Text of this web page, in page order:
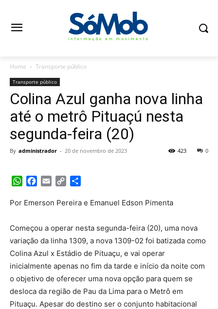
Home Transporte público
Transporte público
Colina Azul ganha nova linha
até o metrô Pituaçú nesta
segunda-feira (20)
By administrador - 20 de novembro de 2023 0
423
WhatsApp
Facebook
Email Copy
Por Emerson Pereira e Emanuel Edson Pimenta
Começou a operar nesta segunda-feira (20), uma nova
variação da linha 1309, a nova 1309-02 foi batizada como
Colina Azul x Estádio de Pituaçu, e vai operar
inicialmente apenas no fim da tarde e início da noite com
o objetivo de oferecer uma nova opção para quem se
desloca da região de Pau da Lima para o Metrô em
Pituaçu. Apesar do destino ser o conjunto habitacional